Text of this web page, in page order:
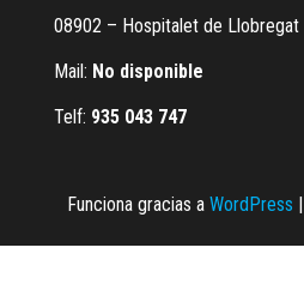
08902 – Hospitalet de Llobregat
Mail: No disponible
Telf: 935 043 747
Funciona gracias a WordPress |